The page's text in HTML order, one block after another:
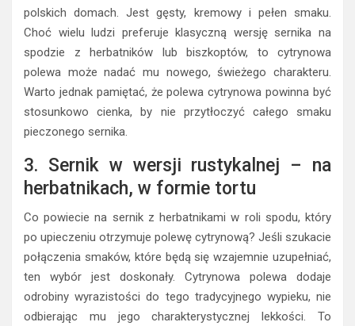
polskich domach. Jest gęsty, kremowy i pełen smaku.
Choć wielu ludzi preferuje klasyczną wersję sernika na
spodzie z herbatników lub biszkoptów, to cytrynowa
polewa może nadać mu nowego, świeżego charakteru.
Warto jednak pamiętać, że polewa cytrynowa powinna być
stosunkowo cienka, by nie przytłoczyć całego smaku
pieczonego sernika.
3. Sernik w wersji rustykalnej – na
herbatnikach, w formie tortu
Co powiecie na sernik z herbatnikami w roli spodu, który
po upieczeniu otrzymuje polewę cytrynową? Jeśli szukacie
połączenia smaków, które będą się wzajemnie uzupełniać,
ten wybór jest doskonały. Cytrynowa polewa dodaje
odrobiny wyrazistości do tego tradycyjnego wypieku, nie
odbierając mu jego charakterystycznej lekkości. To